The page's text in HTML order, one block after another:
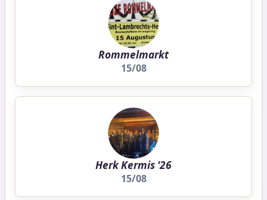
Rommelmarkt
15/08
Herk Kermis '26
15/08